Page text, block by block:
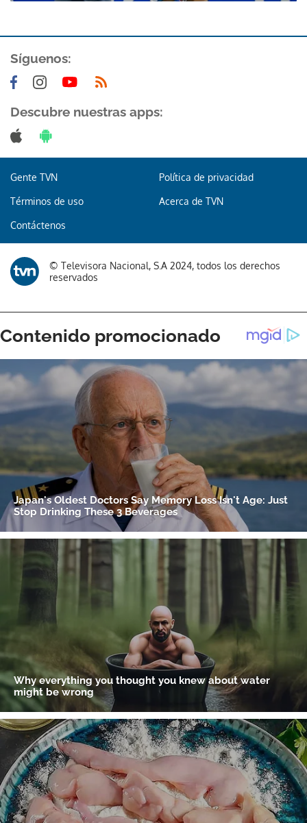
Gracias por suscribirte a nuestro boletín.
Síguenos:
Descubre nuestras apps:
Gente TVN Política de privacidad
Términos de uso Acerca de TVN
Contáctenos
© Televisora Nacional, S.A 2024, todos los derechos
reservados